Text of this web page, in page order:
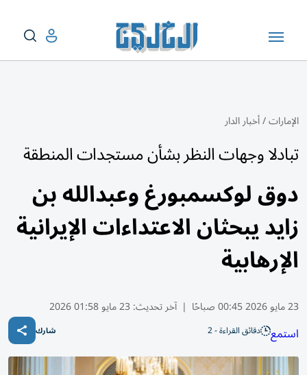
الإمارات/أخبار الدار
تبادلا وجهات النظر بشأن مستجدات المنطقة
دوق لوكسمبورغ وعبدالله بن
زايد يبحثان الاعتداءات الإيرانية
الإرهابية
23 مايو 2026 00:45 صباحًا | آخر تحديث: 23 مايو 01:58 2026
استمع دقائق القراءة - 2 شارك